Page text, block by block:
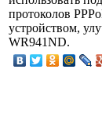
протоколов
устройством,
WR941ND.